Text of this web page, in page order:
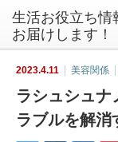
生活お役立ち情
お届けします！
2023.4.11 美容関係
ラシュシュナ
ラブルを解消